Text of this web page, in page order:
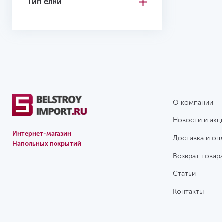
5
Интернет-магазин
Напольных покрытий
О компании
Новости и
Доставка и
Возврат
Статьи
Контакты